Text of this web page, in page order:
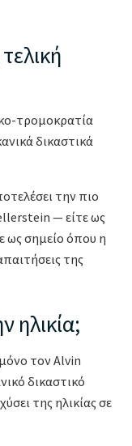
τρομοκρατία
δικαστικά
την πιο
— είτε ως
ως σημείο όπου η
της
ηλικία;
τον Alvin
δικαστικό
της ηλικίας σε